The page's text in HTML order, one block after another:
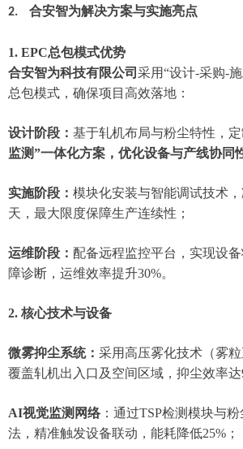
2. 合安智为解决方案与实施亮点
1. EPC总包模式优势
合安智为科技有限公司 采用“设计-采购-
总包模式，确保项目高效落地：
设计阶段： 基于轧机布局与粉尘特性，定
监测”一体化方案，优化设备与产线协同
实施阶段： 模块化安装与智能调试技术
天，最大限度保障生产连续性；
运维阶段： 配备远程监控平台，实现设
障诊断，运维效率提升30%。
2. 核心技术与设备
微雾抑尘系统： 采用高压雾化技术（雾粒
覆盖轧机出入口及空间区域，抑尘效率达
AI视觉监测网络：通过TSP检测模块与
法，精准触发设备联动，能耗降低25%；